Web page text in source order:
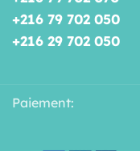
+216 79 702 050
+216 29 702 050
Paiement: